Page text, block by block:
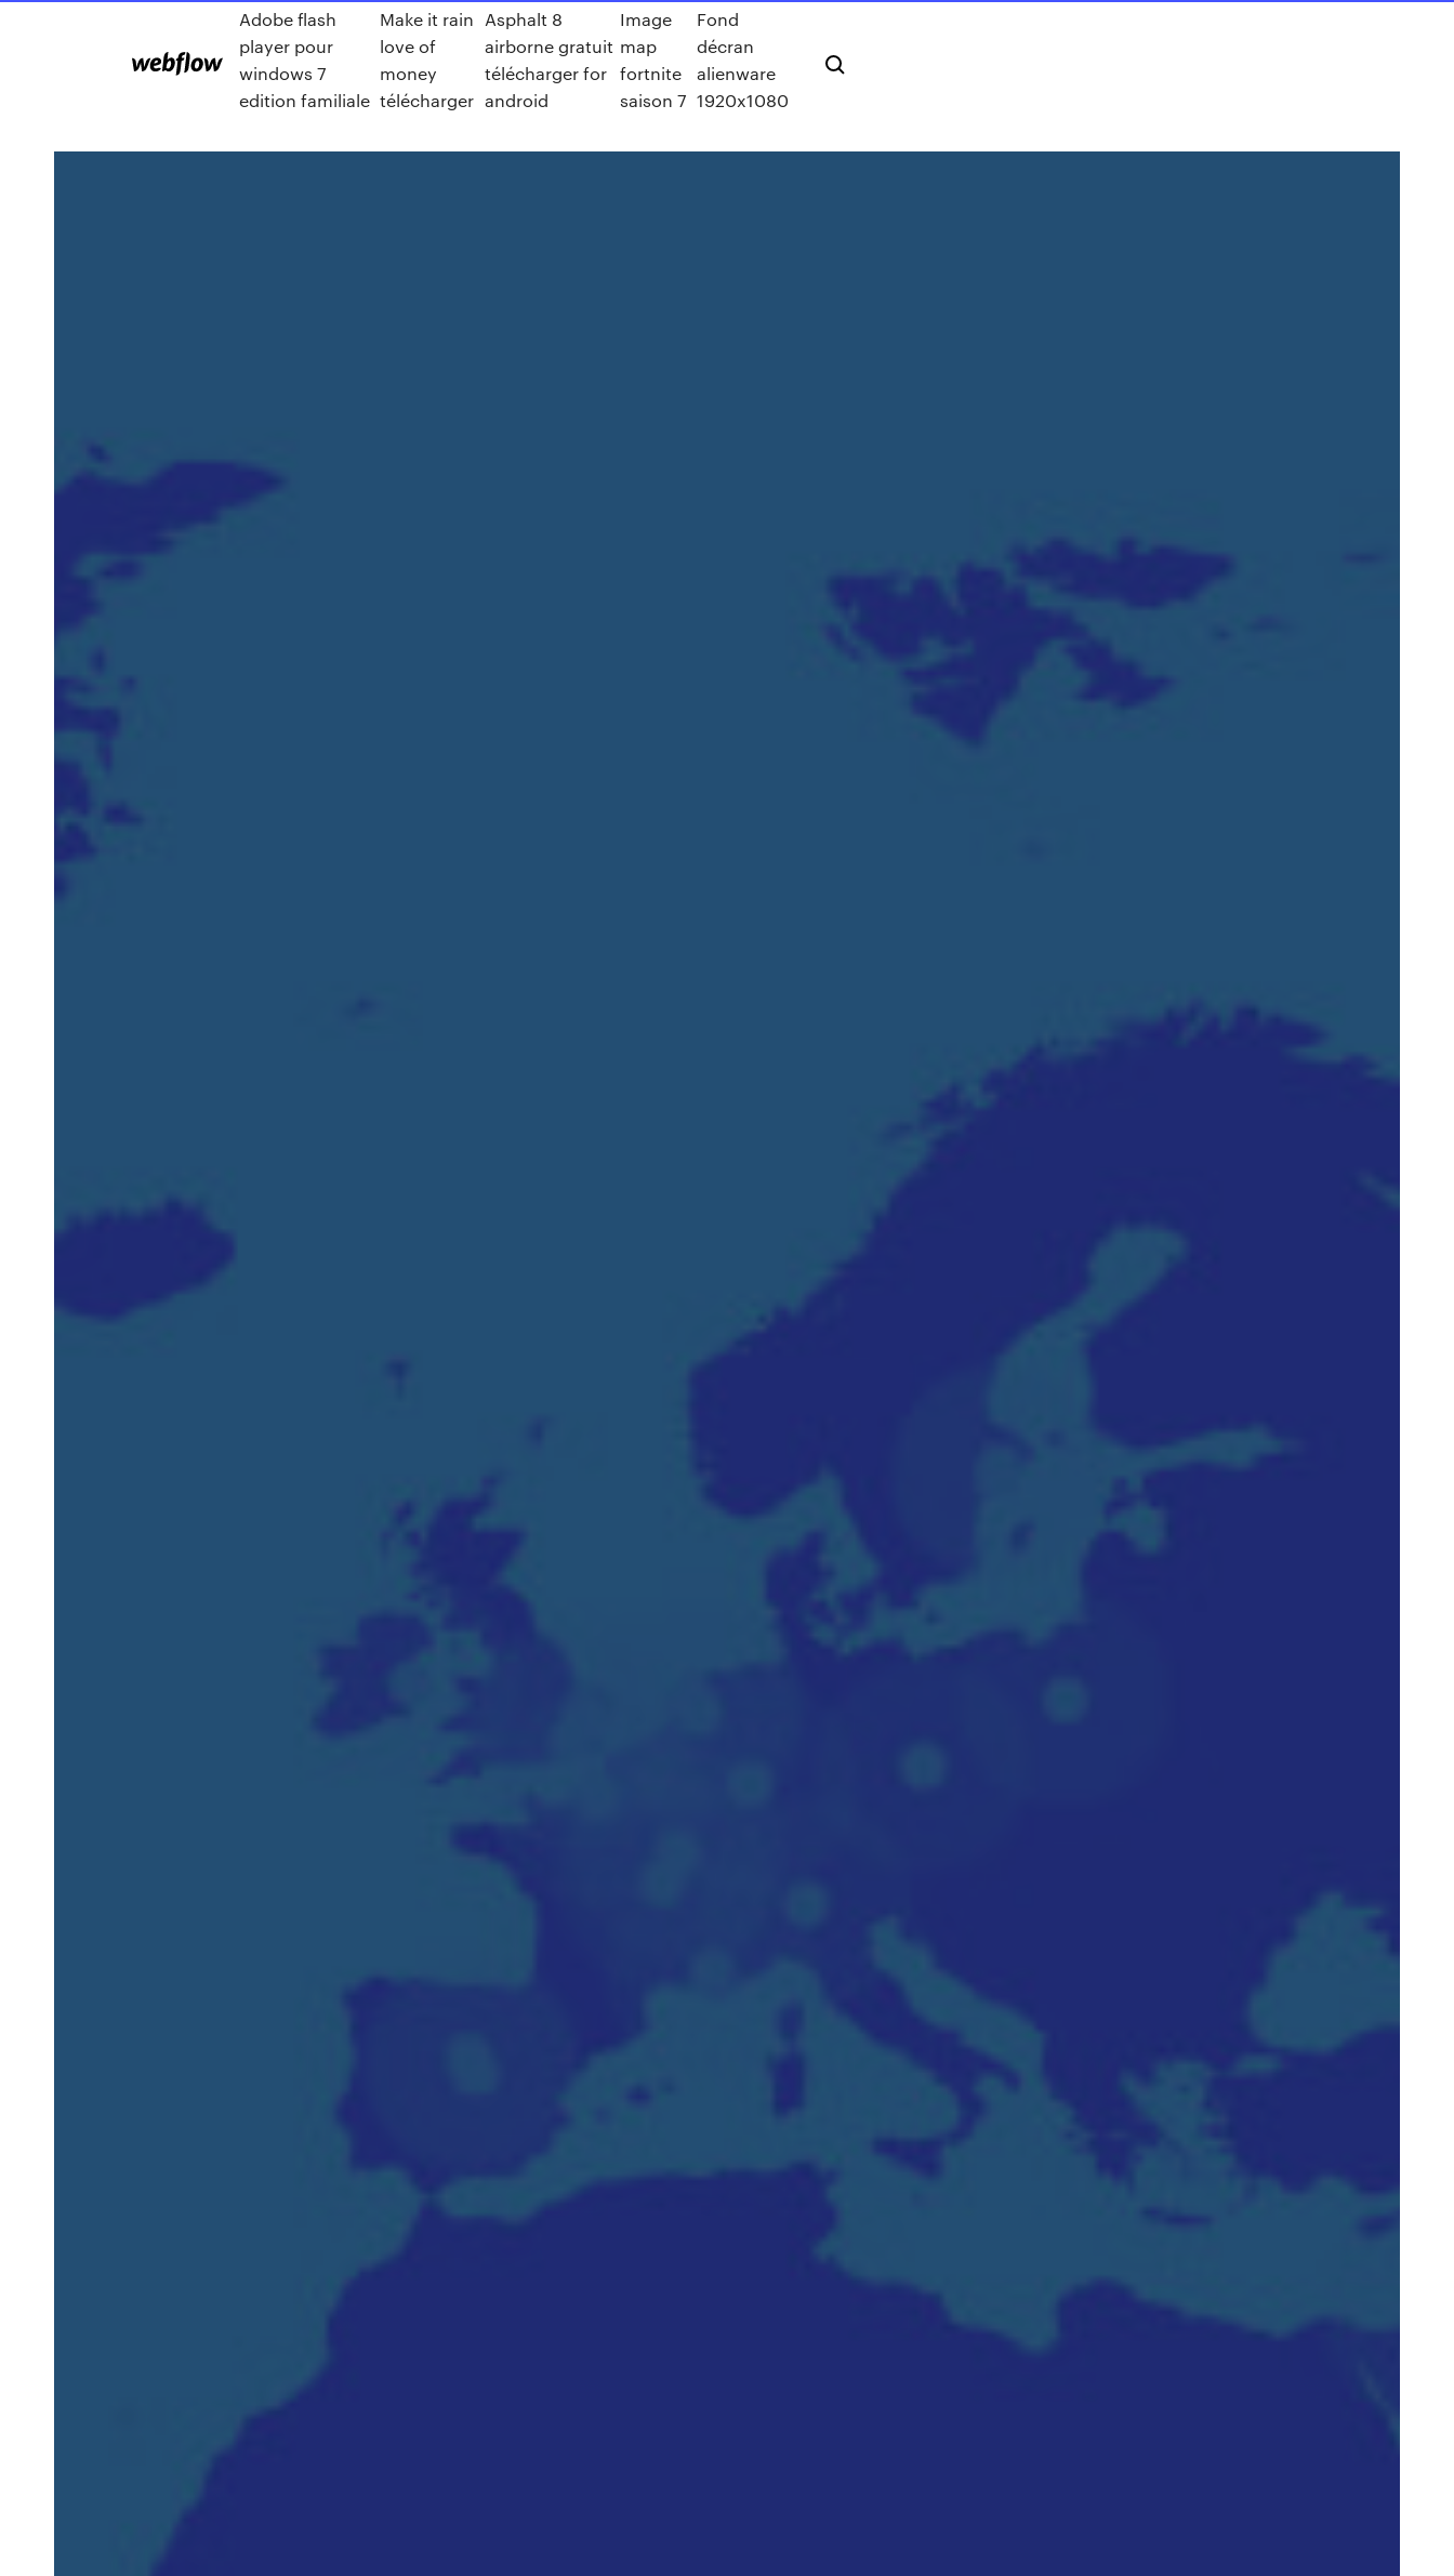
Adobe flash
player pour
windows 7
edition familiale
Make it rain
love of
money
télécharger
Asphalt 8
airborne gratuit
télécharger for
android
Image
map
fortnite
saison 7
Fond
décran
alienware
1920x1080